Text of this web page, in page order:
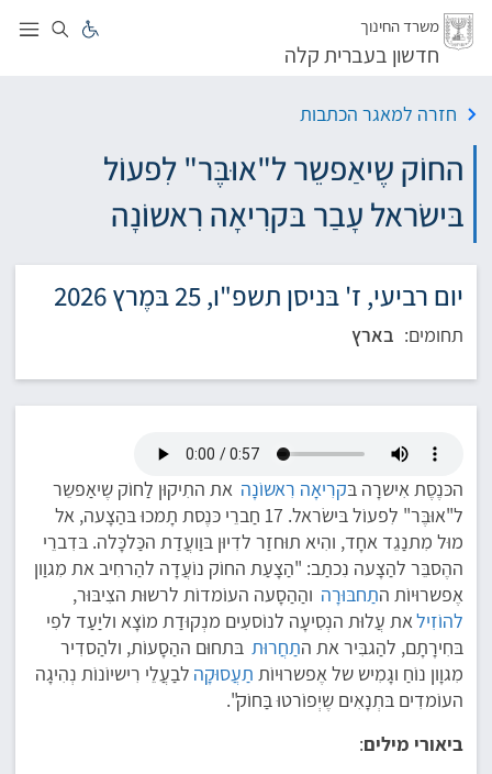
דלג
משרד החינוך
חדשון בעברית קלה
חזרה למאגר הכתבות
החוֹק שֶיאַפשֵר ל"אוּבֶּר" לִפעוֹל
בּישׂראל עָבַר בּקרִיאָה רִאשוֹנָה
יום רביעי, ז' בּניסן תשפ"ו, 25 בּמֶרץ 2026
תחומים: בארץ
הכּנֶסֶת אִישרָה בּקרִיאָה רִאשוֹנָה את התִיקוּן לַחוֹק שֶיאַפשֵר
ל"אוּבֶּר" לִפעוֹל בּישׂראל. 17 חַברֵי כּנֶסת תָמכוּ בּהַצָעה, אל
מוּל מִתנַגֵד אחָד, והִיא תוּחזַר לדִיוּן בּוַועֲדַת הכַּלכָּלה. בּדִברֵי
ההֶסבֵּר להַצָעה נִכתַב: "הַצָעַת החוֹק נוֹעֲדָה להַרחִיב את מִגוַון
אֶפשרוּיוֹת התַחבּוּרָה והַהַסָעה העוֹמדוֹת לרשוּת הצִיבּוּר,
להוֹזִילאת עֲלוּת הנְסִיעָה לנוֹסעִים מנְקוּדַת מוֹצָא וליַעַד לפִי
בּחִירָתָם, להַגבִּיר את התַחֲרוּת בּתחוּם ההַסָעוֹת, ולהַסדִיר
מִגוָון נוֹחַ וגָמִיש של אֶפשרוּיוֹת תַעֲסוּקָה לבַעֲלֵי רִישיוֹנוֹת נְהִיגָה
העוֹמדִים בּתְנָאִים שֶיְפוֹרטוּ בַּחוֹק".
ביאורי מילים: